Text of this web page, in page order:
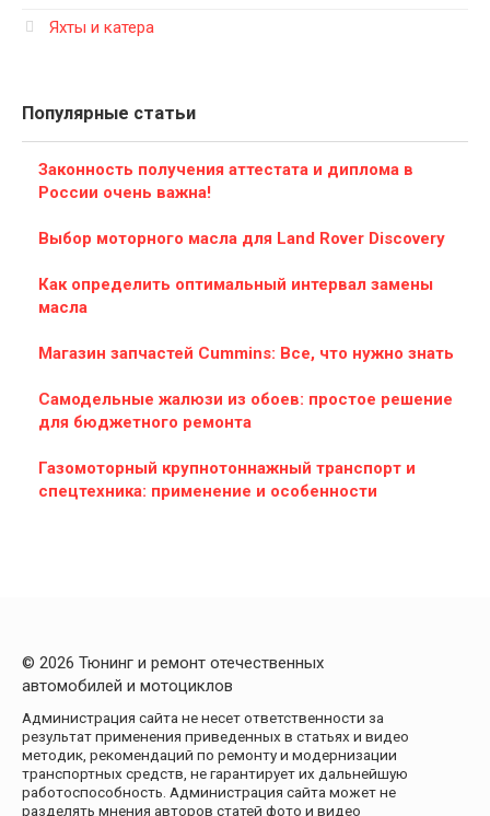
Яхты и катера
Популярные статьи
Законность получения аттестата и диплома в
России очень важна!
Выбор моторного масла для Land Rover Discovery
Как определить оптимальный интервал замены
масла
Магазин запчастей Cummins: Все, что нужно знать
Самодельные жалюзи из обоев: простое решение
для бюджетного ремонта
Газомоторный крупнотоннажный транспорт и
спецтехника: применение и особенности
© 2026 Тюнинг и ремонт отечественных
автомобилей и мотоциклов
Администрация сайта не несет ответственности за
результат применения приведенных в статьях и видео
методик, рекомендаций по ремонту и модернизации
транспортных средств, не гарантирует их дальнейшую
работоспособность. Администрация сайта может не
разделять мнения авторов статей фото и видео